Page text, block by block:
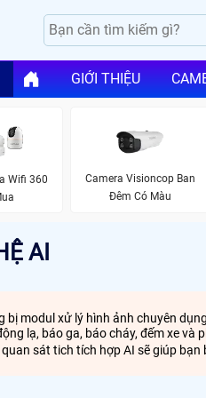
GIỚI THIỆU
Wifi 360
Camera Visioncop Ban
Đêm Có Màu
AI
bị modul xử lý hình ảnh chuyên
lạ, báo ga, báo cháy, đếm xe
sát tich tích hợp AI sẽ giúp